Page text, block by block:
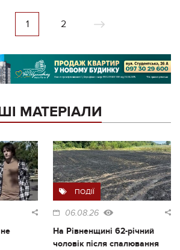
1 2
МАТЕРІАЛИ
ПОДІЇ
06.08.26
На Рівненщині 62-річний
чоловік після спалювання